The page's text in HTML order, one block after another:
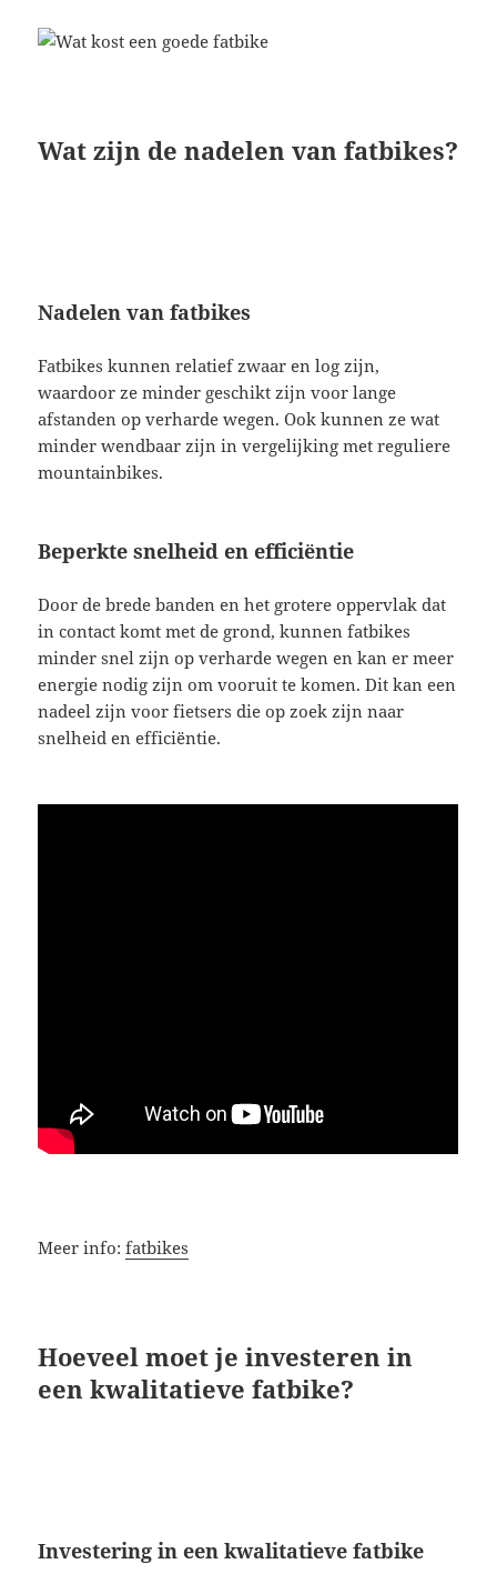
Wat zijn de nadelen van fatbikes?
Nadelen van fatbikes
Fatbikes kunnen relatief zwaar en log zijn,
waardoor ze minder geschikt zijn voor lange
afstanden op verharde wegen. Ook kunnen ze wat
minder wendbaar zijn in vergelijking met reguliere
mountainbikes.
Beperkte snelheid en efficiëntie
Door de brede banden en het grotere oppervlak dat
in contact komt met de grond, kunnen fatbikes
minder snel zijn op verharde wegen en kan er meer
energie nodig zijn om vooruit te komen. Dit kan een
nadeel zijn voor fietsers die op zoek zijn naar
snelheid en efficiëntie.
Meer info:fatbikes
Hoeveel moet je investeren in
een kwalitatieve fatbike?
Investering in een kwalitatieve fatbike